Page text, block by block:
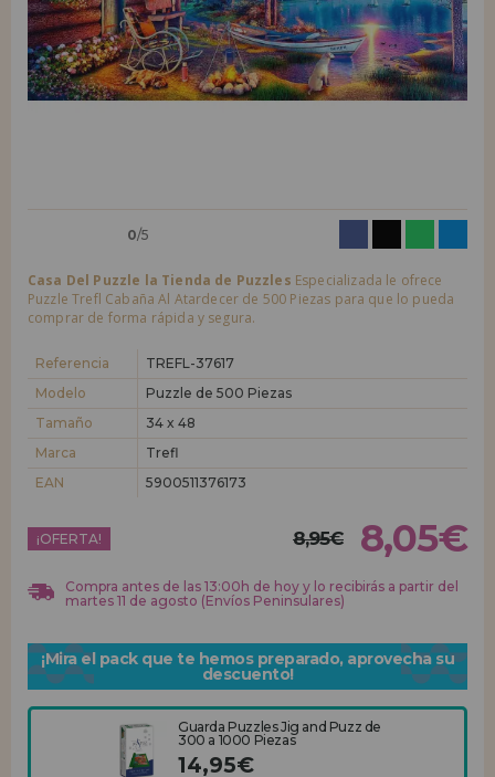
LIQUIDACIONES
INFORMACIÓN
Quiero registrarme como
nuevo cliente
Al crear una cuenta en casadelpuzzle.com podrás realizar tus compras
nuevo distribuidor
¿Eres Profesional o Empresa?. ¿Quieres vender en tu negocio
condiciones de ventas con descuentos especiales para la distribución.
¡Adelante! Te estábamos esperando.
REGISTRO DISTRIBUIDOR
0/5
Casa Del Puzzle la Tienda de Puzzles Especializada le ofrece
Puzzle Trefl Cabaña Al Atardecer de 500 Piezas para que lo pueda
comprar de forma rápida y segura.
Referencia
TREFL-37617
Modelo
Puzzle de 500 Piezas
Tamaño
34 x 48
Marca
Trefl
EAN
5900511376173
¡OFERTA! 8,95€ 8,05€
Compra antes de las 13:00h de hoy y lo recibirás a partir del
martes 11 de agosto (Envíos Peninsulares)
¡Mira el pack que te hemos preparado, aprovecha su
descuento!
Guarda Puzzles Jig and Puzz de
300 a 1000 Piezas
14,95€